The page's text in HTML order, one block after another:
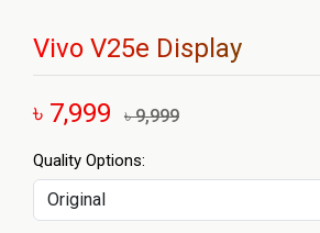
Vivo V25e Display
৳ 7,999 ৳ 9,999
Quality Options: